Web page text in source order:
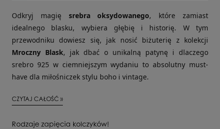
Odkryj magię srebra oksydowanego, które zamiast
idealnego blasku, wybiera głębię i historię. W tym
przewodniku dowiesz się, jak nosić biżuterię z kolekcji
Mroczny Blask, jak dbać o unikalną patynę i dlaczego
srebro 925 w ciemniejszym wydaniu to absolutny must-
have dla miłośniczek stylu boho i vintage.
CZYTAJ CAŁOŚĆ »
Rodzaje zapięcia kolczyków!